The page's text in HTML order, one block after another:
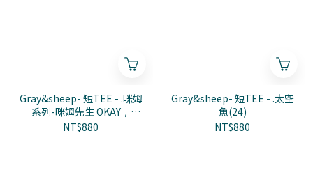
Gray&sheep- 短TEE - .咪姆
系列-咪姆先生 OKAY﹐
FINE(24)
NT$880
Gray&sheep- 短TEE - .太空
魚(24)
NT$880